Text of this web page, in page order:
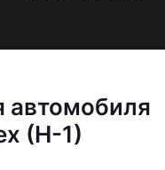
автомобиля
(H-1)